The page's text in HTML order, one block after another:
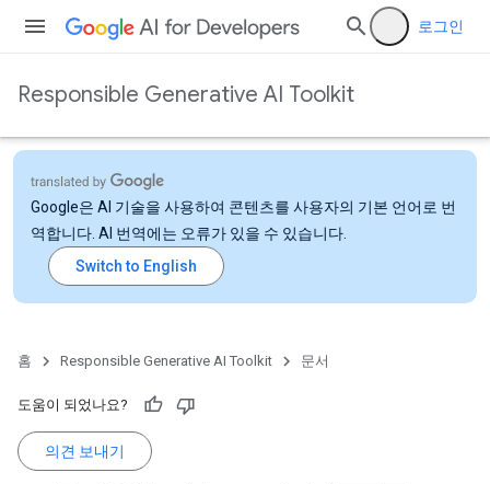
로그인
Responsible Generative AI Toolkit
Google은 AI 기술을 사용하여 콘텐츠를 사용자의 기본 언어로 번
역합니다. AI 번역에는 오류가 있을 수 있습니다.
홈 Responsible Generative AI Toolkit 문서
도움이 되었나요?
의견 보내기